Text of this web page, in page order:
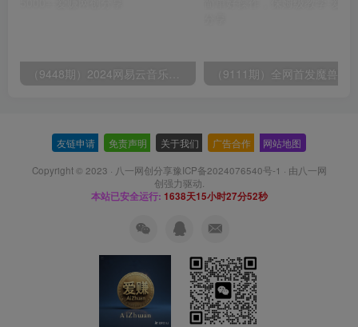
友链申请 免责声明 关于我们 广告合作 网站地图
Copyright © 2023 · 八一网创分享豫ICP备2024076540号-1 · 由八一网
创强力驱动.
本站已安全运行: 1638天15小时27分52秒